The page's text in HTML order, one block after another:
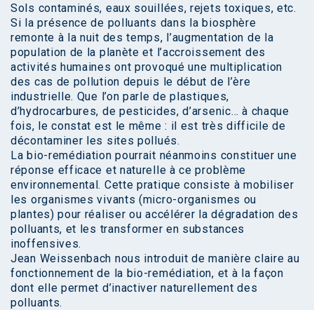
Sols contaminés, eaux souillées, rejets toxiques, etc.
Si la présence de polluants dans la biosphère
remonte à la nuit des temps, l’augmentation de la
population de la planète et l’accroissement des
activités humaines ont provoqué une multiplication
des cas de pollution depuis le début de l’ère
industrielle. Que l’on parle de plastiques,
d’hydrocarbures, de pesticides, d’arsenic… à chaque
fois, le constat est le même : il est très difficile de
décontaminer les sites pollués.
La bio-remédiation pourrait néanmoins constituer une
réponse efficace et naturelle à ce problème
environnemental. Cette pratique consiste à mobiliser
les organismes vivants (micro-organismes ou
plantes) pour réaliser ou accélérer la dégradation des
polluants, et les transformer en substances
inoffensives.
Jean Weissenbach nous introduit de manière claire au
fonctionnement de la bio-remédiation, et à la façon
dont elle permet d’inactiver naturellement des
polluants.